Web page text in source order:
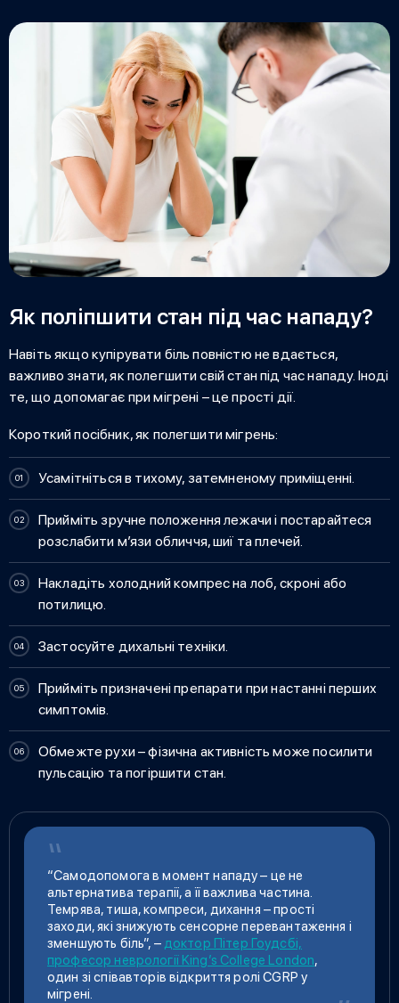
Як поліпшити стан під час нападу?
Навіть якщо купірувати біль повністю не вдається,
важливо знати, як полегшити свій стан під час нападу. Іноді
те, що допомагає при мігрені – це прості дії.
Короткий посібник,як полегшити мігрень:
Усамітніться в тихому, затемненому приміщенні.
Прийміть зручне положення лежачи і постарайтеся
розслабити м’язи обличчя, шиї та плечей.
Накладіть холодний компрес на лоб, скроні або
потилицю.
Застосуйте дихальні техніки.
Прийміть призначені препарати при настанні перших
симптомів.
Обмежте рухи – фізична активність може посилити
пульсацію та погіршити стан.
“Самодопомога в момент нападу – це не
альтернатива терапії, а її важлива частина.
Темрява, тиша, компреси, дихання – прості
заходи, які знижують сенсорне перевантаження і
зменшують біль”, – доктор Пітер Гоудсбі,
професор неврології King’s College London,
один зі співавторів відкриття ролі CGRP у
мігрені.